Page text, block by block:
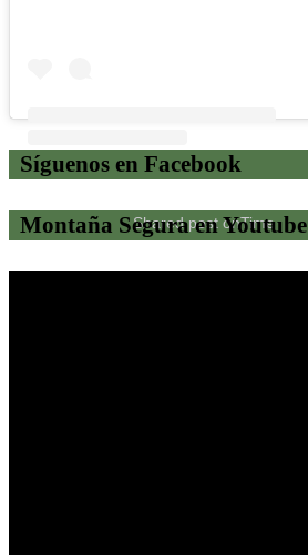
Shared post onTime
Síguenos en Facebook
Montaña Segura en Youtube